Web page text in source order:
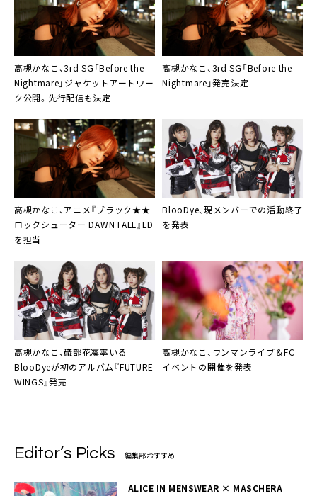
高槻かなこ 、3rd SG「Before the
Nightmare」ジャケットアートワー
ク公開。先行配信も決定
高槻かなこ、3rd SG「Before the
Nightmare」発売決定
高槻かなこ、アニメ『ブラック★★
ロックシューター DAWN FALL』ED
を担当
BlooDye、現メンバーでの活動終了
を発表
高槻かなこ、礒部花凜率いる
BlooDyeが初のアルバム『FUTURE
WINGS』発売
高槻かなこ 、ワンマンライブ＆FC
イベントの開催を発表
Editor’s Picks 編集部おすすめ
ALICE IN MENSWEAR × MASCHERA